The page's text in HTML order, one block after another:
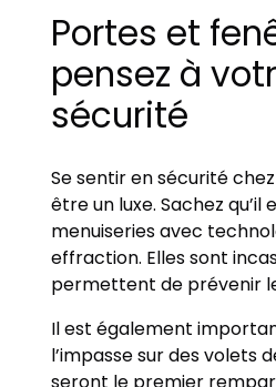
Portes et
pensez à
sécurité
Se sentir en sécurité
être un luxe. Sachez qu’il
menuiseries avec
effraction. Elles sont
permettent de prévenir
Il est également
l’impasse sur des volets
seront le premier